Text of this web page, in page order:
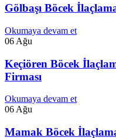
Gölbaşı Böcek
Okumaya devam et
06 Ağu
Keçiören Böcek
Firması
Okumaya devam et
06 Ağu
Mamak Böcek